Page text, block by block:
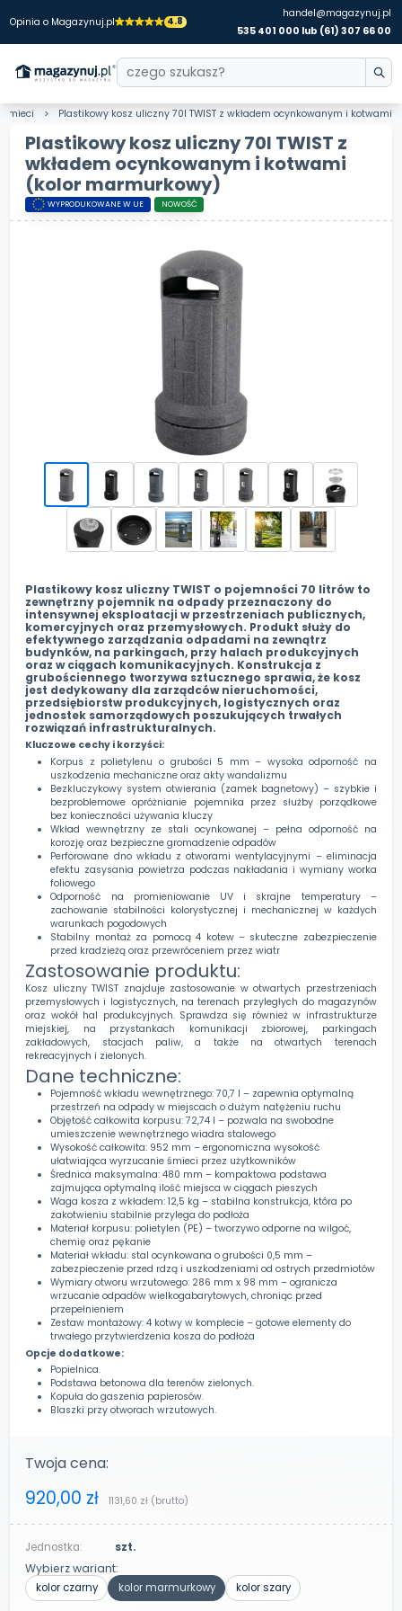
Opinia o Magazynuj.pl 4.8
handel@magazynuj.pl
535 401 000 lub (61) 307 66 00
śmieci Plastikowy kosz uliczny 70l TWIST z wkładem ocynkowanym i kotwami
Plastikowy kosz uliczny 70l TWIST z
wkładem ocynkowanym i kotwami
(kolor marmurkowy)
WYPRODUKOWANE W UE NOWOŚĆ
Plastikowy kosz uliczny TWIST o pojemności 70 litrów to
zewnętrzny pojemnik na odpady przeznaczony do
intensywnej eksploatacji w przestrzeniach publicznych,
komercyjnych oraz przemysłowych. Produkt służy do
efektywnego zarządzania odpadami na zewnątrz
budynków, na parkingach, przy halach produkcyjnych
oraz w ciągach komunikacyjnych. Konstrukcja z
grubościennego tworzywa sztucznego sprawia, że kosz
jest dedykowany dla zarządców nieruchomości,
przedsiębiorstw produkcyjnych, logistycznych oraz
jednostek samorządowych poszukujących trwałych
rozwiązań infrastrukturalnych.
Kluczowe cechy i korzyści:
Korpus z polietylenu o grubości 5 mm – wysoka odporność na
uszkodzenia mechaniczne oraz akty wandalizmu
Bezkluczykowy system otwierania (zamek bagnetowy) – szybkie i
bezproblemowe opróżnianie pojemnika przez służby porządkowe
bez konieczności używania kluczy
Wkład wewnętrzny ze stali ocynkowanej – pełna odporność na
korozję oraz bezpieczne gromadzenie odpadów
Perforowane dno wkładu z otworami wentylacyjnymi – eliminacja
efektu zasysania powietrza podczas nakładania i wymiany worka
foliowego
Odporność na promieniowanie UV i skrajne temperatury –
zachowanie stabilności kolorystycznej i mechanicznej w każdych
warunkach pogodowych
Stabilny montaż za pomocą 4 kotew – skuteczne zabezpieczenie
przed kradzieżą oraz przewróceniem przez wiatr
Zastosowanie produktu:
Kosz uliczny TWIST znajduje zastosowanie w otwartych przestrzeniach
przemysłowych i logistycznych, na terenach przyległych do magazynów
oraz wokół hal produkcyjnych. Sprawdza się również w infrastrukturze
miejskiej, na przystankach komunikacji zbiorowej, parkingach
zakładowych, stacjach paliw, a także na otwartych terenach
rekreacyjnych i zielonych.
Dane techniczne:
Pojemność wkładu wewnętrznego: 70,7 l – zapewnia optymalną
przestrzeń na odpady w miejscach o dużym natężeniu ruchu
Objętość całkowita korpusu: 72,74 l – pozwala na swobodne
umieszczenie wewnętrznego wiadra stalowego
Wysokość całkowita: 952 mm – ergonomiczna wysokość
ułatwiająca wyrzucanie śmieci przez użytkowników
Średnica maksymalna: 480 mm – kompaktowa podstawa
zajmująca optymalną ilość miejsca w ciągach pieszych
Waga kosza z wkładem: 12,5 kg – stabilna konstrukcja, która po
zakotwieniu stabilnie przylega do podłoża
Materiał korpusu: polietylen (PE) – tworzywo odporne na wilgoć,
chemię oraz pękanie
Materiał wkładu: stal ocynkowana o grubości 0,5 mm –
zabezpieczenie przed rdzą i uszkodzeniami od ostrych przedmiotów
Wymiary otworu wrzutowego: 286 mm x 98 mm – ogranicza
wrzucanie odpadów wielkogabarytowych, chroniąc przed
przepełnieniem
Zestaw montażowy: 4 kotwy w komplecie – gotowe elementy do
trwałego przytwierdzenia kosza do podłoża
Opcje dodatkowe:
Popielnica.
Podstawa betonowa dla terenów zielonych.
Kopuła do gaszenia papierosów.
Blaszki przy otworach wrzutowych.
Twoja cena:
920,00 zł 1131,60 zł (brutto)
Jednostka: szt.
Wybierz wariant:
kolor czarny kolor marmurkowy kolor szary